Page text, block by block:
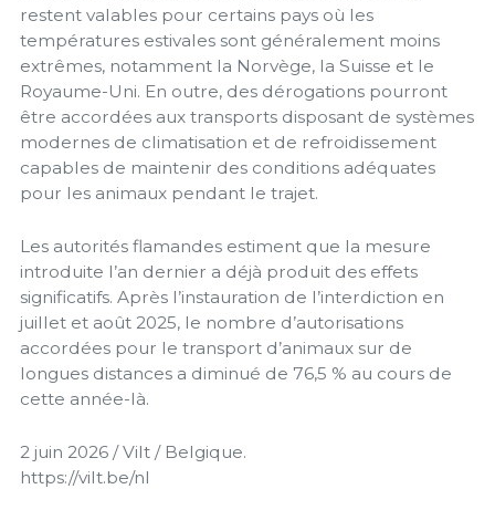
restent valables pour certains pays où les
températures estivales sont généralement moins
extrêmes, notamment la Norvège, la Suisse et le
Royaume-Uni. En outre, des dérogations pourront
être accordées aux transports disposant de systèmes
modernes de climatisation et de refroidissement
capables de maintenir des conditions adéquates
pour les animaux pendant le trajet.
Les autorités flamandes estiment que la mesure
introduite l’an dernier a déjà produit des effets
significatifs. Après l’instauration de l’interdiction en
juillet et août 2025, le nombre d’autorisations
accordées pour le transport d’animaux sur de
longues distances a diminué de 76,5 % au cours de
cette année-là.
2 juin 2026 / Vilt / Belgique.
https://vilt.be/nl